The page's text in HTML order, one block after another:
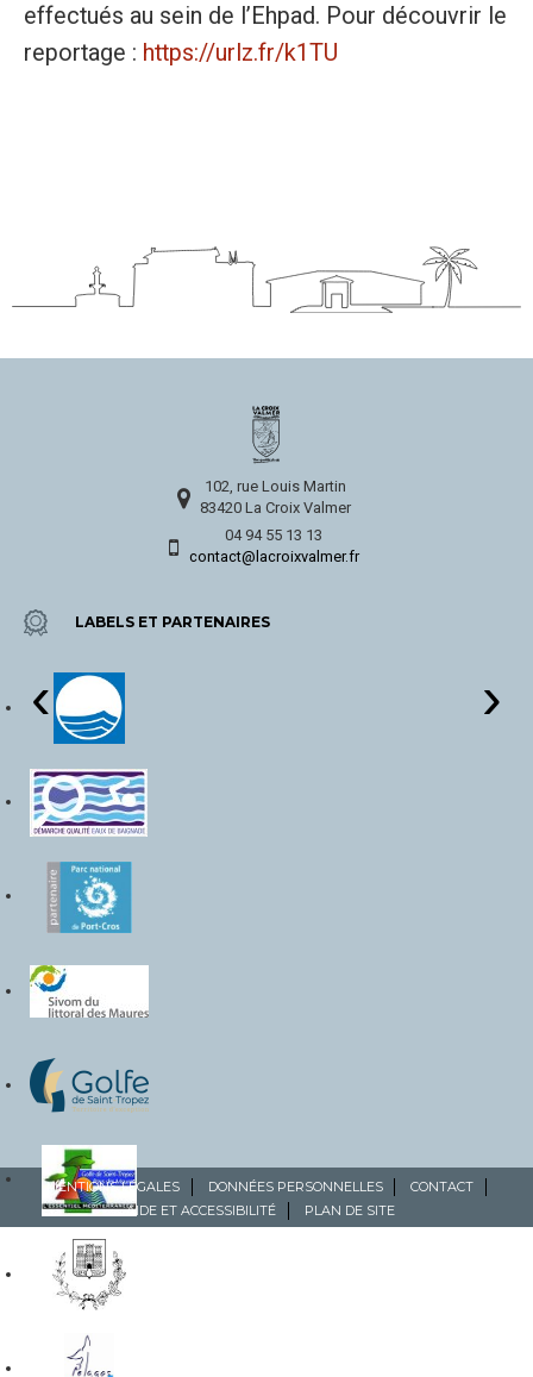
effectués au sein de l’Ehpad. Pour découvrir le
reportage : https://urlz.fr/k1TU
102, rue Louis Martin
83420 La Croix Valmer
04 94 55 13 13
contact@lacroixvalmer.fr
LABELS ET PARTENAIRES
‹ ›
MENTIONS LÉGALES DONNÉES PERSONNELLES
CONTACT
AIDE ET ACCESSIBILITÉ
PLAN DE SITE